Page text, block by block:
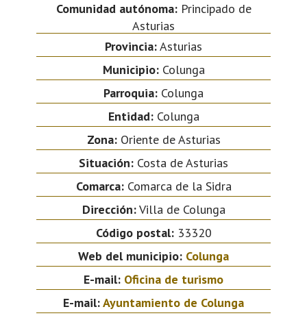
Comunidad autónoma:Principado de
Asturias
Provincia:Asturias
Municipio:Colunga
Parroquia: Colunga
Entidad:Colunga
Zona:Oriente de Asturias
Situación: Costa de Asturias
Comarca:Comarca de la Sidra
Dirección:Villa de Colunga
Código postal:33320
Web del municipio: Colunga
E-mail: Oficina de turismo
E-mail:Ayuntamiento de Colunga